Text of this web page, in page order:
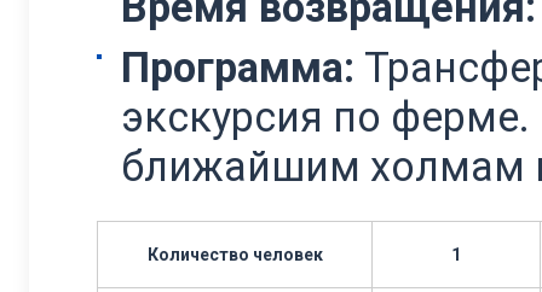
Программа:
экскурсия по
ближайшим холмам
Количество человек 1